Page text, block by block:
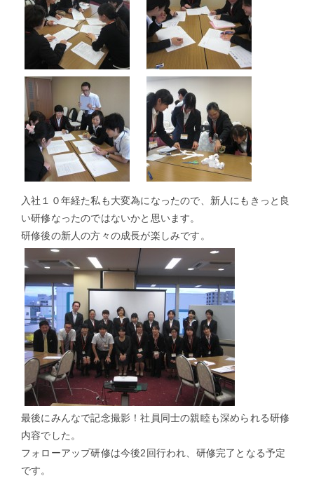
入社１０年経た私も大変為になったので、新人にもきっと良
い研修なったのではないかと思います。
研修後の新人の方々の成長が楽しみです。
最後にみんなで記念撮影！社員同士の親睦も深められる研修
内容でした。
フォローアップ研修は今後2回行われ、研修完了となる予定
です。